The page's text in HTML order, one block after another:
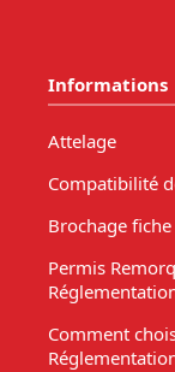
Informations
Attelage
Compatibilité
Brochage
Permis
Comment